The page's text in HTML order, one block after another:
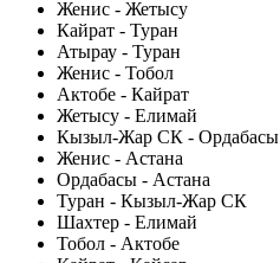
Женис - Жетысу
Кайрат - Туран
Атырау - Туран
Женис - Тобол
Актобе - Кайрат
Жетысу - Елимай
Кызыл-Жар СК - Ордабасы
Женис - Астана
Ордабасы - Астана
Туран - Кызыл-Жар СК
Шахтер - Елимай
Тобол - Актобе